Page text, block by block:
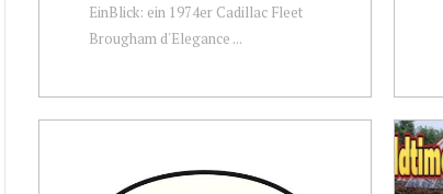
EinBlick: ein 1974er Cadillac Fleet
Brougham d'Elegance ...